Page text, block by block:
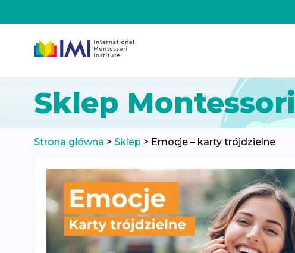
Sklep Montessori
Strona główna > Sklep > Emocje – karty trójdzielne